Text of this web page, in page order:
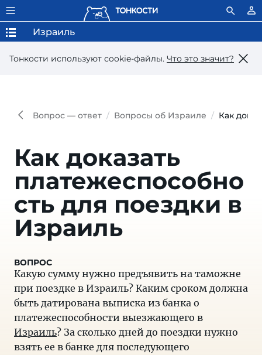
Тонкости используют сookie-файлы. Что это значит?
Израиль
Вопрос — ответ Вопросы об Израиле Как
Как доказать
платежеспособно
сть для поездки в
Израиль
Какую сумму нужно предъявить на таможне
при поездке в Израиль? Каким сроком должна
быть датирована выписка из банка о
платежеспособности выезжающего в
Израиль? За сколько дней до поездки нужно
взять ее в банке для последующего